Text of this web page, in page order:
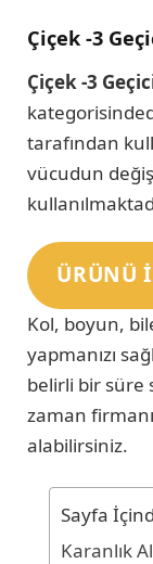
Çiçek -3
Çiçek -3
tarafından
vücudun
ÜRÜNÜ
Kol, boyun,
yapmanızı
belirli bir süre
zaman
alabilirsiniz.
Sayfa
Karanlık